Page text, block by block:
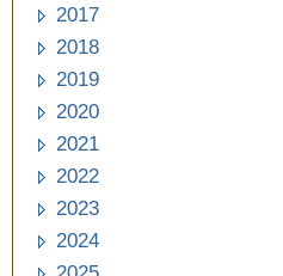
2017
2018
2019
2020
2021
2022
2023
2024